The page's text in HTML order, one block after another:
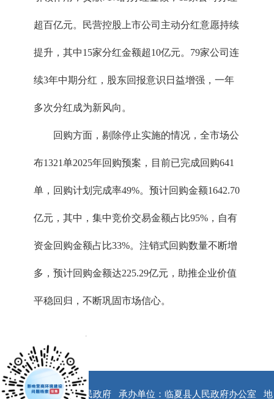
超百亿元。民营控股上市公司主动分红意愿持续
提升，其中15家分红金额超10亿元。79家公司连
续3年中期分红，股东回报意识日益增强，一年
多次分红成为新风向。
回购方面，剔除停止实施的情况，全市场公
布1321单2025年回购预案，目前已完成回购641
单，回购计划完成率49%。预计回购金额1642.70
亿元，其中，集中竞价交易金额占比95%，自有
资金回购金额占比33%。注销式回购数量不断增
多，预计回购金额达225.29亿元，助推企业价值
平稳回归，不断巩固市场信心。
版权所有：临夏县人民政府 承办单位：临夏县人民政府办公室 地
x